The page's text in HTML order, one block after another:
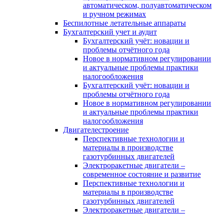
автоматическом, полуавтоматическом
и ручном режимах
Беспилотные летательные аппараты
Бухгалтерский учет и аудит
Бухгалтерский учёт: новации и
проблемы отчётного года
Новое в нормативном регулировании
и актуальные проблемы практики
налогообложения
Бухгалтерский учёт: новации и
проблемы отчётного года
Новое в нормативном регулировании
и актуальные проблемы практики
налогообложения
Двигателестроение
Перспективные технологии и
материалы в производстве
газотурбинных двигателей
Электроракетные двигатели –
современное состояние и развитие
Перспективные технологии и
материалы в производстве
газотурбинных двигателей
Электроракетные двигатели –